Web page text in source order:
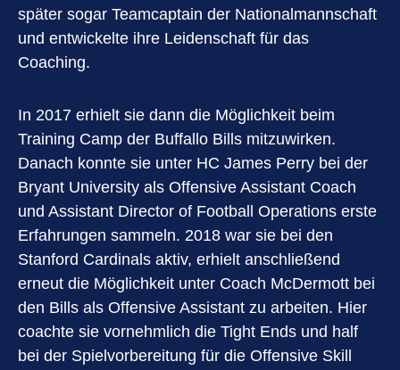
später sogar Teamcaptain der Nationalmannschaft
und entwickelte ihre Leidenschaft für das
Coaching.
In 2017 erhielt sie dann die Möglichkeit beim
Training Camp der Buffallo Bills mitzuwirken.
Danach konnte sie unter HC James Perry bei der
Bryant University als Offensive Assistant Coach
und Assistant Director of Football Operations erste
Erfahrungen sammeln. 2018 war sie bei den
Stanford Cardinals aktiv, erhielt anschließend
erneut die Möglichkeit unter Coach McDermott bei
den Bills als Offensive Assistant zu arbeiten. Hier
coachte sie vornehmlich die Tight Ends und half
bei der Spielvorbereitung für die Offensive Skill